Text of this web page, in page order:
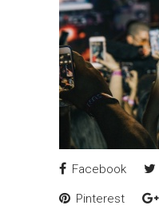
Facebook
Pinterest